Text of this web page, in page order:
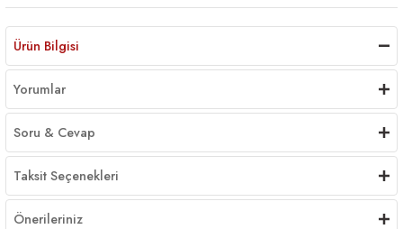
Ürün Bilgisi
Yorumlar
Soru & Cevap
Taksit Seçenekleri
Önerileriniz